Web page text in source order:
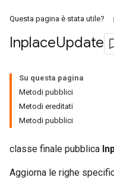
Questa pagina è stata utile?
InplaceUpdate
Su questa pagina
Metodi pubblici
Metodi ereditati
Metodi pubblici
classe finale pubblica
Aggiorna le righe